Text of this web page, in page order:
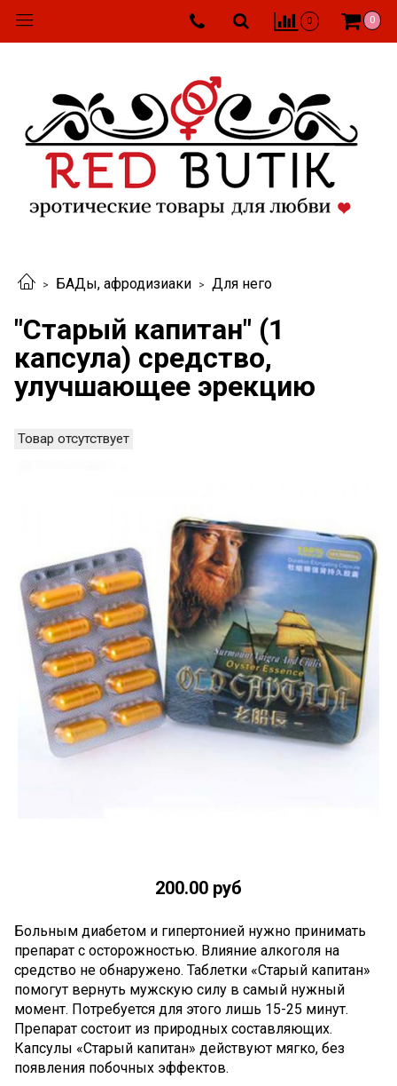
0 0
БАДы, афродизиаки Для него
"Старый капитан" (1
капсула) средство,
улучшающее эрекцию
Товар отсутствует
200.00 руб
Больным диабетом и гипертонией нужно принимать
препарат с осторожностью. Влияние алкоголя на
средство не обнаружено. Таблетки «Старый капитан»
помогут вернуть мужскую силу в самый нужный
момент. Потребуется для этого лишь 15-25 минут.
Препарат состоит из природных составляющих.
Капсулы «Старый капитан» действуют мягко, без
появления побочных эффектов.